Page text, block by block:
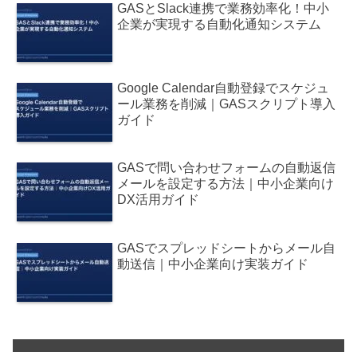
GASとSlack連携で業務効率化！中小
企業が実現する自動化通知システム
Google Calendar自動登録でスケジュ
ール業務を削減｜GASスクリプト導入
ガイド
GASで問い合わせフォームの自動返信
メールを設定する方法｜中小企業向け
DX活用ガイド
GASでスプレッドシートからメール自
動送信｜中小企業向け実装ガイド